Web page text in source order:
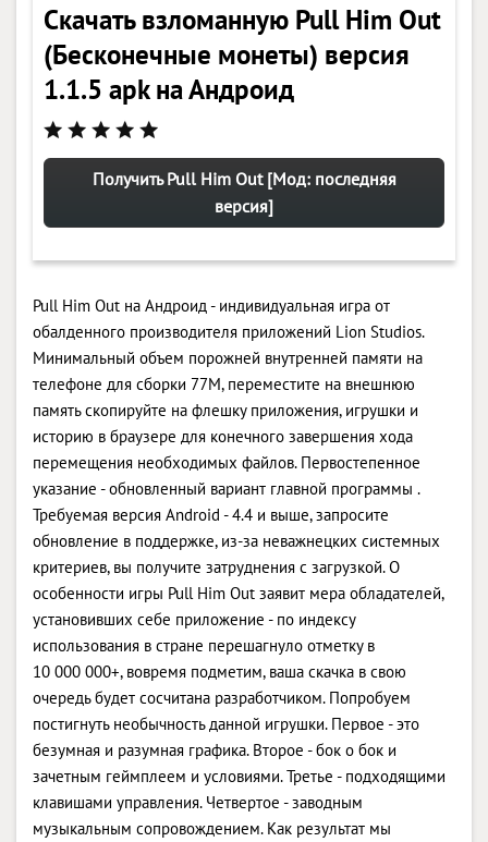
Скачать взломанную Pull Him Out
(Бесконечные монеты) версия
1.1.5 apk на Андроид
Получить Pull Him Out [Мод: последняя
версия]
Pull Him Out на Андроид - индивидуальная игра от
обалденного производителя приложений Lion Studios.
Минимальный объем порожней внутренней памяти на
телефоне для сборки 77M, переместите на внешнюю
память скопируйте на флешку приложения, игрушки и
историю в браузере для конечного завершения хода
перемещения необходимых файлов. Первостепенное
указание - обновленный вариант главной программы .
Требуемая версия Android - 4.4 и выше, запросите
обновление в поддержке, из-за неважнецких системных
критериев, вы получите затруднения с загрузкой. О
особенности игры Pull Him Out заявит мера обладателей,
установивших себе приложение - по индексу
использования в стране перешагнуло отметку в
10 000 000+, вовремя подметим, ваша скачка в свою
очередь будет сосчитана разработчиком. Попробуем
постигнуть необычность данной игрушки. Первое - это
безумная и разумная графика. Второе - бок о бок и
зачетным геймплеем и условиями. Третье - подходящими
клавишами управления. Четвертое - заводным
музыкальным сопровождением. Как результат мы